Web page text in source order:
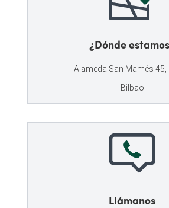
¿Dónde
Alameda San Mamés 45,
Bilbao
Llámanos